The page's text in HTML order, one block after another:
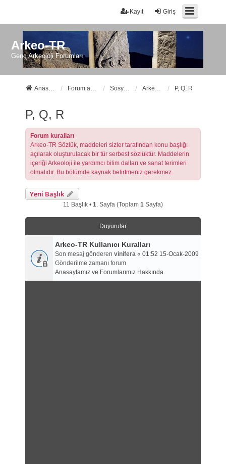
Giriş
Kayıt
Arkeo-TR
Genç Arkeoloji Forumları
Anasayfa Forum ana sayfa Sosyal Forumlarımız Arkeo-TR Sözlük P, Q, R
P, Q, R
Forum kuralları
Arkeo-TR Sözlük, maddeleri sizler tarafından konu başlığı
açılarak oluşturulacak bir tür serbest sözlüktür. Maddelerin
içeriği Arkeoloji ile yardımcı bilim dalları ve sanat terimleri
olmalıdır. Bu bölümde kaynak belirtmeniz gerekmez.
Yeni Başlık
11 Başlık • 1. Sayfa (Toplam 1Sayfa)
Duyurular
Arkeo-TR Kullanıcı Kuralları
Son mesaj gönderen vinifera« 01:52 15-Ocak-2009
Gönderilme zamanı forum
Anasayfamız ve Forumlarımız Hakkında